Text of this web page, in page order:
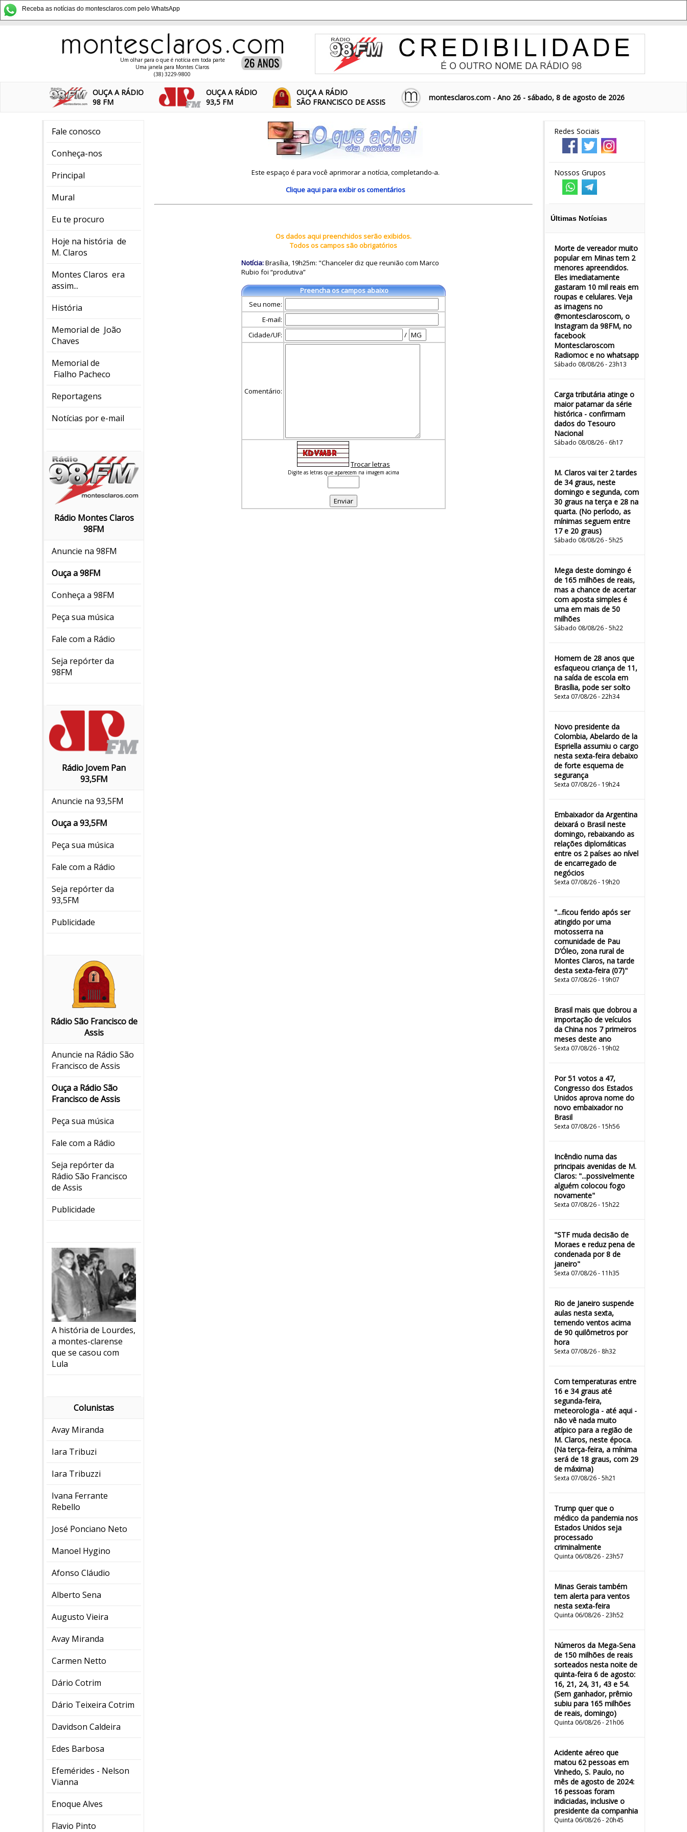
Receba as notícias do montesclaros.com pelo WhatsApp
Um olhar para o que é notícia em toda parte
Uma janela para Montes Claros
(38) 3229-9800
OUÇA A RÁDIO
98 FM
OUÇA A RÁDIO
93,5 FM
OUÇA A RÁDIO
SÃO FRANCISCO DE ASSIS
montesclaros.com - Ano 26 - sábado, 8 de agosto de 2026
Fale conosco
Conheça-nos
Principal
Mural
Eu te procuro
Hoje na história de
M. Claros
Montes Claros era
assim...
História
Memorial de João
Chaves
Memorial de
Fialho Pacheco
Reportagens
Notícias por e-mail
Rádio Montes Claros
98FM
Anuncie na 98FM
Ouça a 98FM
Conheça a 98FM
Peça sua música
Fale com a Rádio
Seja repórter da
98FM
Rádio Jovem Pan
93,5FM
Anuncie na 93,5FM
Ouça a 93,5FM
Peça sua música
Fale com a Rádio
Seja repórter da
93,5FM
Publicidade
Rádio São Francisco de
Assis
Anuncie na Rádio São
Francisco de Assis
Ouça a Rádio São
Francisco de Assis
Peça sua música
Fale com a Rádio
Seja repórter da
Rádio São Francisco
de Assis
Publicidade
A história de Lourdes,
a montes-clarense
que se casou com
Lula
Colunistas
Avay Miranda
Iara Tribuzi
Iara Tribuzzi
Ivana Ferrante
Rebello
José Ponciano Neto
Manoel Hygino
Afonso Cláudio
Alberto Sena
Augusto Vieira
Avay Miranda
Carmen Netto
Dário Cotrim
Dário Teixeira Cotrim
Davidson Caldeira
Edes Barbosa
Efemérides - Nelson
Vianna
Enoque Alves
Flavio Pinto
Redes Sociais
Nossos Grupos
Últimas Notícias
Morte de vereador muito
popular em Minas tem 2
menores apreendidos.
Eles imediatamente
gastaram 10 mil reais em
roupas e celulares. Veja
as imagens no
@montesclaroscom, o
Instagram da 98FM, no
facebook
Montesclaroscom
Radiomoc e no whatsapp
Sábado 08/08/26 - 23h13
Carga tributária atinge o
maior patamar da série
histórica - confirmam
dados do Tesouro
Nacional
Sábado 08/08/26 - 6h17
M. Claros vai ter 2 tardes
de 34 graus, neste
domingo e segunda, com
30 graus na terça e 28 na
quarta. (No período, as
mínimas seguem entre
17 e 20 graus)
Sábado 08/08/26 - 5h25
Mega deste domingo é
de 165 milhões de reais,
mas a chance de acertar
com aposta simples é
uma em mais de 50
milhões
Sábado 08/08/26 - 5h22
Homem de 28 anos que
esfaqueou criança de 11,
na saída de escola em
Brasília, pode ser solto
Sexta 07/08/26 - 22h34
Novo presidente da
Colombia, Abelardo de la
Espriella assumiu o cargo
nesta sexta-feira debaixo
de forte esquema de
segurança
Sexta 07/08/26 - 19h24
Embaixador da Argentina
deixará o Brasil neste
domingo, rebaixando as
relações diplomáticas
entre os 2 países ao nível
de encarregado de
negócios
Sexta 07/08/26 - 19h20
"...ficou ferido após ser
atingido por uma
motosserra na
comunidade de Pau
D’Óleo, zona rural de
Montes Claros, na tarde
desta sexta-feira (07)"
Sexta 07/08/26 - 19h07
Brasil mais que dobrou a
importação de veículos
da China nos 7 primeiros
meses deste ano
Sexta 07/08/26 - 19h02
Por 51 votos a 47,
Congresso dos Estados
Unidos aprova nome do
novo embaixador no
Brasil
Sexta 07/08/26 - 15h56
Incêndio numa das
principais avenidas de M.
Claros: "...possivelmente
alguém colocou fogo
novamente"
Sexta 07/08/26 - 15h22
"STF muda decisão de
Moraes e reduz pena de
condenada por 8 de
janeiro"
Sexta 07/08/26 - 11h35
Rio de Janeiro suspende
aulas nesta sexta,
temendo ventos acima
de 90 quilômetros por
hora
Sexta 07/08/26 - 8h32
Com temperaturas entre
16 e 34 graus até
segunda-feira,
meteorologia - até aqui -
não vê nada muito
atípico para a região de
M. Claros, neste época.
(Na terça-feira, a mínima
será de 18 graus, com 29
de máxima)
Sexta 07/08/26 - 5h21
Trump quer que o
médico da pandemia nos
Estados Unidos seja
processado
criminalmente
Quinta 06/08/26 - 23h57
Minas Gerais também
tem alerta para ventos
nesta sexta-feira
Quinta 06/08/26 - 23h52
Números da Mega-Sena
de 150 milhões de reais
sorteados nesta noite de
quinta-feira 6 de agosto:
16, 21, 24, 31, 43 e 54.
(Sem ganhador, prêmio
subiu para 165 milhões
de reais, domingo)
Quinta 06/08/26 - 21h06
Acidente aéreo que
matou 62 pessoas em
Vinhedo, S. Paulo, no
mês de agosto de 2024:
16 pessoas foram
indiciadas, inclusive o
presidente da companhia
Quinta 06/08/26 - 20h45
Este espaço é para você aprimorar a notícia, completando-a.
Clique aquipara exibir os comentários
Os dados aqui preenchidos serão exibidos.
Todos os campos são obrigatórios
Notícia:Brasília, 19h25m: "Chanceler diz que reunião com Marco
Rubio foi “produtiva”
Preencha os campos abaixo
Seu nome:
E-mail:
Cidade/UF:
/
Comentário:
Trocar letras
Digite as letras que aparecem na imagem acima